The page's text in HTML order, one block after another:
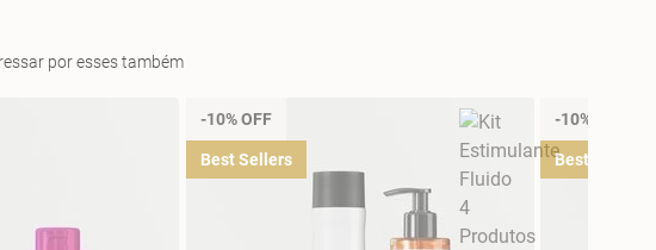
por esses também
-10% OFF
Best Sellers
-10% OFF
Best Sellers